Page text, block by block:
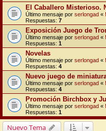
El Caballero Misterioso.
Último mensaje por serlongad «
Respuestas: 7
Exposición Juego de
Último mensaje por serlongad «
Respuestas: 1
Novelas
Último mensaje por serlongad «
Respuestas: 4
Nuevo juego de
Último mensaje por serlongad «
Respuestas: 4
Promoción Birchbox y
Último mensaje por serlongad «
Respuestas: 1
Nuevo Tema